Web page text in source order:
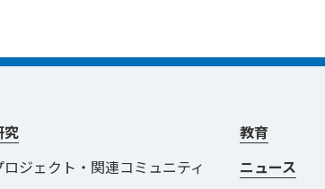
究
ロジェクト・関連コミュニティ
教育
ニュース